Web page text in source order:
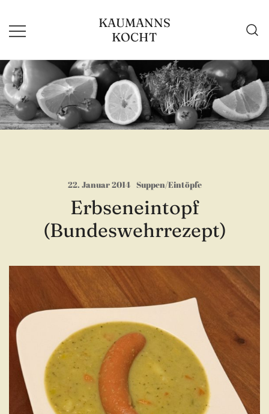
Inhalt
springen
KAUMANNS
KOCHT
22. Januar 2014 Suppen/Eintöpfe
Erbseneintopf
(Bundeswehrrezept)